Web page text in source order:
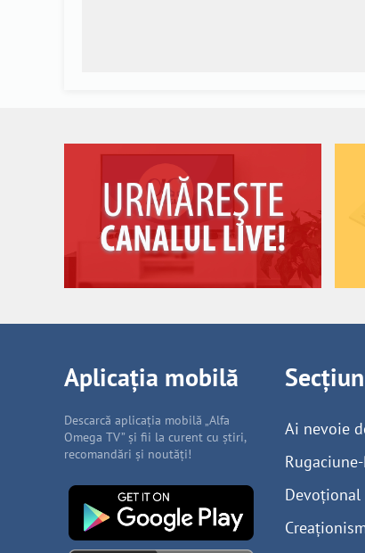
Aplicația mobilă
Descarcă aplicația mobilă „Alfa
Omega TV” și fii la curent cu știri,
recomandări și noutăți!
Ai nevoie
Devoțional